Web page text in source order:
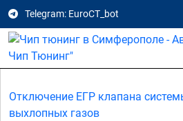
Telegram: EuroCT_bot
Отключение ЕГР клапана
выхлопных газов